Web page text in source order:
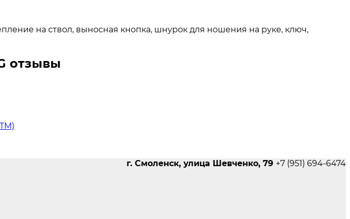
на ствол, выносная кнопка, шнурок для ношения на руке, ключ,
отзывы
г. Смоленск, улица Шевченко, 79 +7 (951) 694-6474